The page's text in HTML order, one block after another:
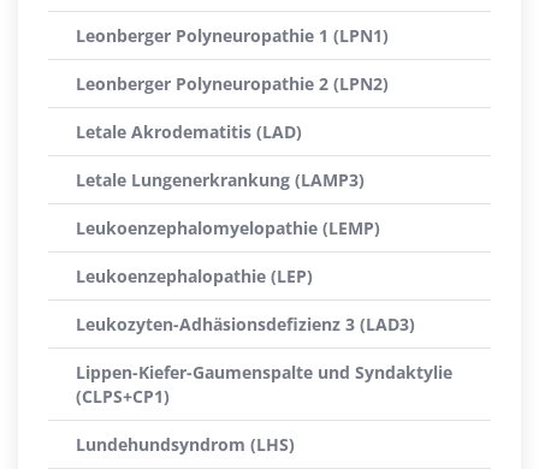
Leonberger Polyneuropathie 1 (LPN1)
Leonberger Polyneuropathie 2 (LPN2)
Letale Akrodematitis (LAD)
Letale Lungenerkrankung (LAMP3)
Leukoenzephalomyelopathie (LEMP)
Leukoenzephalopathie (LEP)
Leukozyten-Adhäsionsdefizienz 3 (LAD3)
Lippen-Kiefer-Gaumenspalte und Syndaktylie
(CLPS+CP1)
Lundehundsyndrom (LHS)